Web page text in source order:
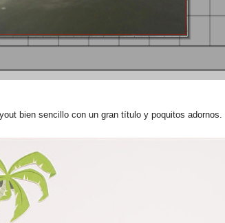
bien sencillo con un gran título y poquitos adornos.